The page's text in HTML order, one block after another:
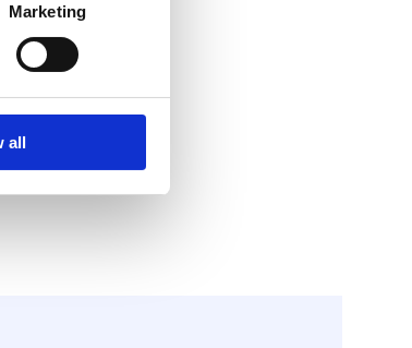
Marketing
all